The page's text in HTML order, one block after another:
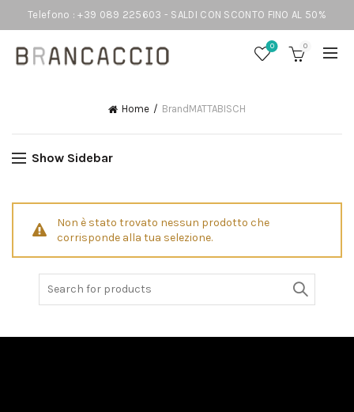
Telefono : +39 089 225603 - SALDI CON SCONTO FINO AL 50%
0 0
Home Brand MATTABISCH
Show Sidebar
Non è stato trovato nessun prodotto che
corrisponde alla tua selezione.